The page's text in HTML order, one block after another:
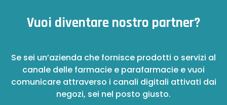
Vuoi diventare nostro partner?
Se sei un’azienda che fornisce prodotti o servizi al
canale delle farmacie e parafarmacie e vuoi
comunicare attraverso i canali digitali attivati dai
negozi, sei nel posto giusto.